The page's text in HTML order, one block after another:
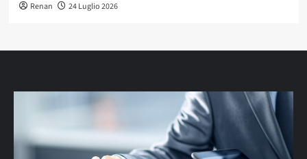
Renan 24 Luglio 2026